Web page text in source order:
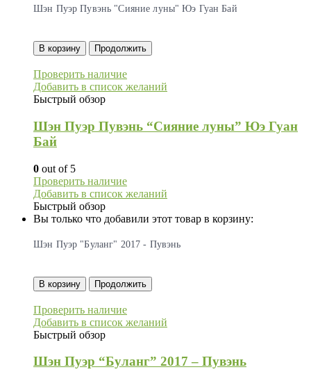
Шэн Пуэр Пувэнь "Сияние луны" Юэ Гуан Бай
В корзину Продолжить
Проверить наличие
Добавить в список желаний
Быстрый обзор
Шэн Пуэр Пувэнь “Сияние луны” Юэ Гуан
Бай
0 out of 5
Проверить наличие
Добавить в список желаний
Быстрый обзор
Вы только что добавили этот товар в корзину:
Шэн Пуэр "Буланг" 2017 - Пувэнь
В корзину Продолжить
Проверить наличие
Добавить в список желаний
Быстрый обзор
Шэн Пуэр “Буланг” 2017 – Пувэнь